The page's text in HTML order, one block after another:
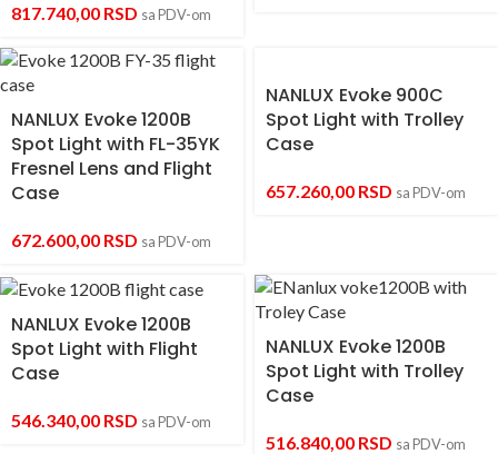
817.740,00 RSD sa PDV-om
NANLUX Evoke 1200B
Spot Light with FL-35YK
Fresnel Lens and Flight
Case
672.600,00 RSD sa PDV-om
NANLUX Evoke 900C
Spot Light with Trolley
Case
657.260,00 RSD sa PDV-om
NANLUX Evoke 1200B
Spot Light with Flight
Case
546.340,00 RSD sa PDV-om
NANLUX Evoke 1200B
Spot Light with Trolley
Case
516.840,00 RSD sa PDV-om